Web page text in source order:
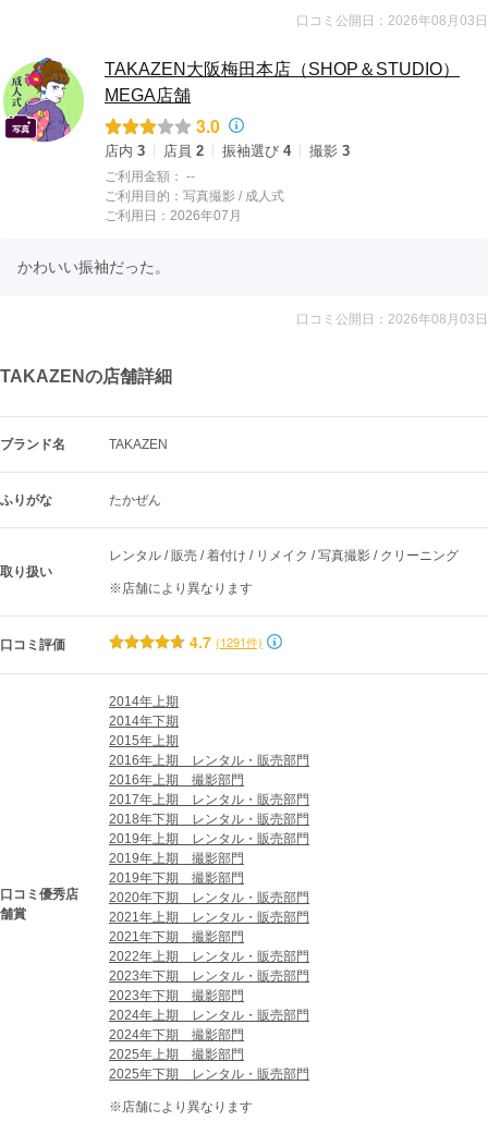
「FURISODE DOLL」は、
”誰よりも可愛くなりたい”、
”目立ちたい”という女の子のために
生まれたTAKAZENのオリジナルブランドです。
大人の一歩を踏み出す人生でたった
口コミ公開日：2026年08月03日
TAKAZEN大阪梅田本店（SHOP＆STUDIO）
MEGA店舗
3.0
店内 3 店員 2 振袖選び 4 撮影 3
ご利用金額： --
ご利用目的： 写真撮影 / 成人式
ご利用日：2026年07月
かわいい振袖だった。
口コミ公開日：2026年08月03日
TAKAZENの店舗詳細
ブランド名 TAKAZEN
ふりがな たかぜん
取り扱い
レンタル / 販売 / 着付け / リメイク / 写真撮影 / クリーニング
※店舗により異なります
口コミ評価 4.7 (1291件)
口コミ優秀店
舗賞
2014年上期
2014年下期
2015年上期
2016年上期　レンタル・販売部門
2016年上期　撮影部門
2017年上期　レンタル・販売部門
2018年下期　レンタル・販売部門
2019年上期　レンタル・販売部門
2019年上期　撮影部門
2019年下期　撮影部門
2020年下期　レンタル・販売部門
2021年上期　レンタル・販売部門
2021年下期　撮影部門
2022年上期　レンタル・販売部門
2023年下期　レンタル・販売部門
2023年下期　撮影部門
2024年上期　レンタル・販売部門
2024年下期　撮影部門
2025年上期　撮影部門
2025年下期　レンタル・販売部門
※店舗により異なります